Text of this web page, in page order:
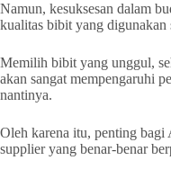
Namun, kesuksesan dalam
kualitas bibit yang digunakan
Memilih bibit yang unggul,
akan sangat mempengaruhi
nantinya.
Oleh karena itu, penting bagi
supplier yang benar-benar